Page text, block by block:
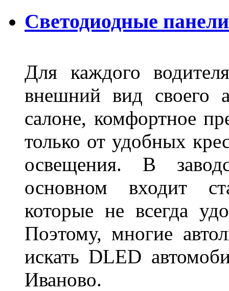
Светодиодные
Для каждого
внешний вид своего
салоне, комфортное
только от удобных
освещения. В
основном входит
которые не всегда
Поэтому, многие
искать DLED
Иваново.